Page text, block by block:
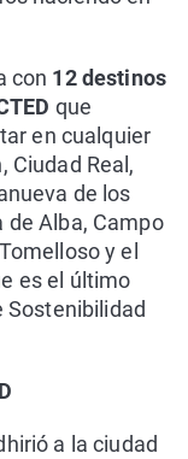
con 12 destinos
que
en cualquier
Ciudad Real,
de los
Alba, Campo
y el
es el último
Sostenibilidad
a la ciudad